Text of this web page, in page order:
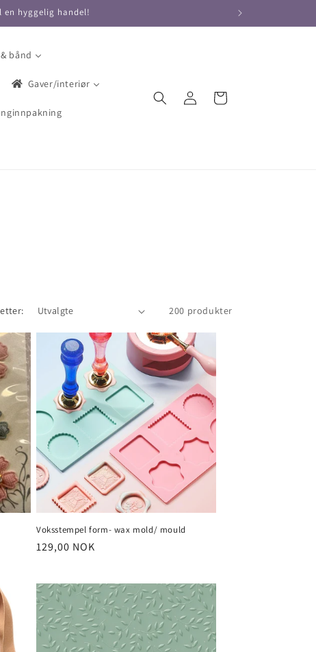
en hyggelig handel!
bånd
Gaver/interiør
Logg
inn
Handlekurv
200 produkter
Voksstempel form- wax mold/ mould
Vanlig
129,00 NOK